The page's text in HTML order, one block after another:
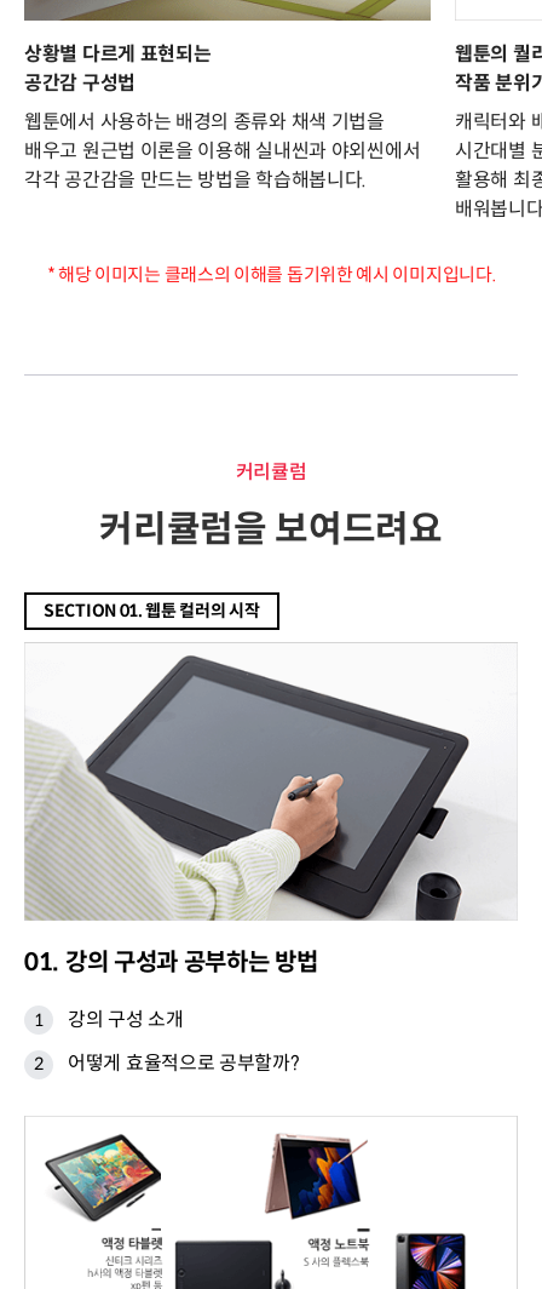
상황별 다르게 표현되는
공간감 구성법
웹툰에서 사용하는 배경의 종류와 채색 기법을
배우고 원근법 이론을 이용해 실내씬과 야외씬에서
각각 공간감을 만드는 방법을 학습해봅니다.
웹툰의 퀄
작품 분위
캐릭터와
시간대별
활용해 최
배워봅니
* 해당 이미지는 클래스의 이해를 돕기위한 예시 이미지입니다.
커리큘럼
커리큘럼을 보여드려요
SECTION 01. 웹툰 컬러의 시작
01. 강의 구성과 공부하는 방법
강의 구성 소개
어떻게 효율적으로 공부할까?